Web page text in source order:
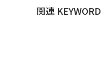
関連 KEYWORD